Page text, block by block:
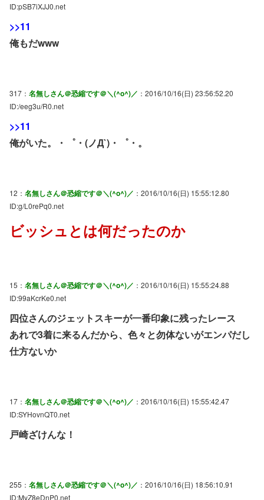
ID:pSB7iXJJ0.net
>>11
俺もだwww
317： 名無しさん＠恐縮です＠＼(^o^)／ ：2016/10/16(日) 23:56:52.20
ID:/eeg3u/R0.net
>>11
俺がいた。・゜・(ノД`)・゜・。
12： 名無しさん＠恐縮です＠＼(^o^)／ ：2016/10/16(日) 15:55:12.80
ID:g/L0rePq0.net
ビッシュとは何だったのか
15： 名無しさん＠恐縮です＠＼(^o^)／ ：2016/10/16(日) 15:55:24.88
ID:99aKcrKe0.net
四位さんのジェットスキーが一番印象に残ったレース
あれで3着に来るんだから、色々と勿体ないがエンパだし
仕方ないか
17： 名無しさん＠恐縮です＠＼(^o^)／ ：2016/10/16(日) 15:55:42.47
ID:SYHovnQT0.net
戸崎ざけんな！
255： 名無しさん＠恐縮です＠＼(^o^)／ ：2016/10/16(日) 18:56:10.91
ID:MyZ8eDnP0.net